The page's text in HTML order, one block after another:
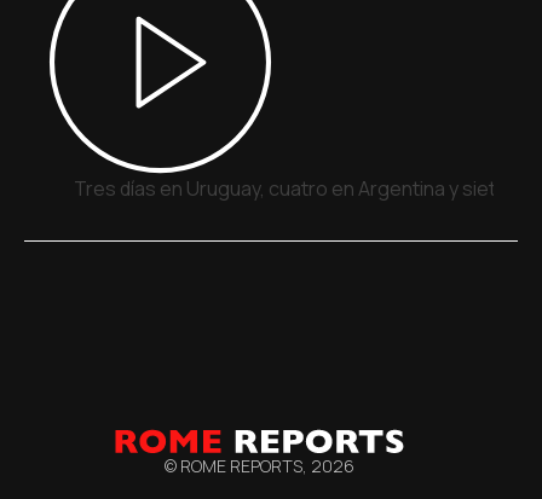
Tres días en Uruguay, cuatro en Argentina y siete
© ROME REPORTS, 2026